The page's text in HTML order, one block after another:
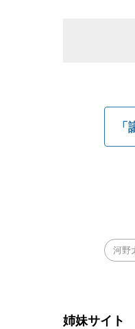
河野
姉妹サイト